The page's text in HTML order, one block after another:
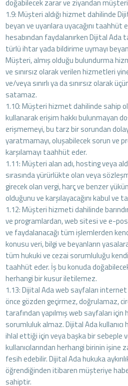
doğabilecek zarar ve ziyandan
1.9: Müşteri aldığı hizmet dahilinde
beyan ve uyarılara uyacağını
hesabından faydalanırken Dijital Ada
türlü ihtar yada bildirime uymayı
Müşteri, almış olduğu bulundurma
ve sınırsız olarak verilen hizmetleri
ve/veya sınırlı ya da sınırsız olarak
satamaz.
1.10: Müşteri hizmet dahilinde sahip
kullanarak erişim hakkı bulunmayan
erişmemeyi, bu tarz bir sorundan
yaratmamayı, oluşabilecek sorun ve
karşılamayı taahhüt eder.
1.11: Müşteri alan adı, hosting veya
sırasında yürürlükte olan veya
girecek olan vergi, harç ve benzer
olduğunu ve karşılayacağını kabul ve
1.12: Müşteri hizmeti dahilinde
ve programlardan, web sitesi ve e-
ve faydalanacağı tüm işlemlerden
konusu veri, bilgi ve beyanların
tüm hukuki ve cezai sorumluluğu
taahhüt eder. İş bu konuda
herhangi bir kusur iletilemez.
1.13: Dijital Ada web sayfaları
önce gözden geçirmez, doğrulamaz,
tarafından yapılmış web sayfaları
sorumluluk almaz. Dijital Ada kullanıcı
ihlal ettiği için veya başka bir sebeple
kullanıcılarından herhangi birinin işine
fesih edebilir. Dijital Ada hukuka
öğrendiğinden itibaren müşteriye
sahiptir.